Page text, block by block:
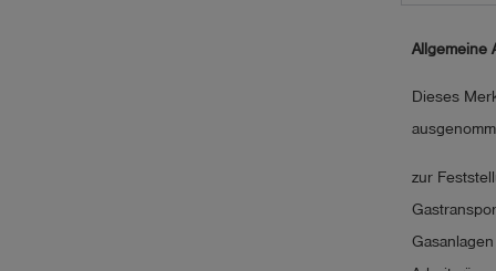
Allgemeine
Dieses
zur